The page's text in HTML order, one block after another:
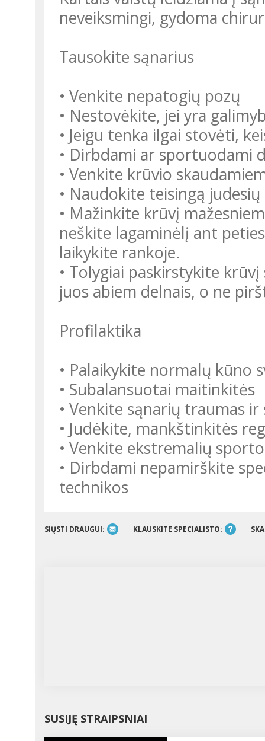
neveiksmingi, gydoma
Tausokite sąnarius
• Venkite nepatogių pozų
• Nestovėkite, jei yra
• Jeigu tenka ilgai stovėti,
• Dirbdami ar sportuodami
• Venkite krūvio
• Naudokite teisingą
• Mažinkite krūvį
neškite lagaminėlį ant
laikykite rankoje.
• Tolygiai paskirstykite
juos abiem delnais, o ne
Profilaktika
• Palaikykite normalų kūno
• Subalansuotai maitinkitės
• Venkite sąnarių traumas
• Judėkite, mankštinkitės
• Venkite ekstremalių
• Dirbdami nepamirškite
technikos
SIŲSTI DRAUGUI: KLAUSKITE SPECIALISTO:
SUSIJĘ STRAIPSNIAI